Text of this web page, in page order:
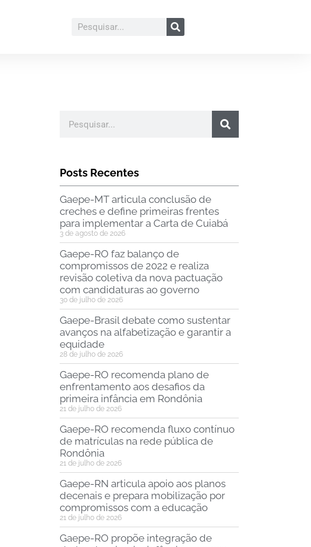
Posts Recentes
Gaepe-MT articula conclusão de
creches e define primeiras frentes
para implementar a Carta de Cuiabá
3 de agosto de 2026
Gaepe-RO faz balanço de
compromissos de 2022 e realiza
revisão coletiva da nova pactuação
com candidaturas ao governo
30 de julho de 2026
Gaepe-Brasil debate como sustentar
avanços na alfabetização e garantir a
equidade
28 de julho de 2026
Gaepe-RO recomenda plano de
enfrentamento aos desafios da
primeira infância em Rondônia
21 de julho de 2026
Gaepe-RO recomenda fluxo contínuo
de matrículas na rede pública de
Rondônia
21 de julho de 2026
Gaepe-RN articula apoio aos planos
decenais e prepara mobilização por
compromissos com a educação
21 de julho de 2026
Gaepe-RO propõe integração de